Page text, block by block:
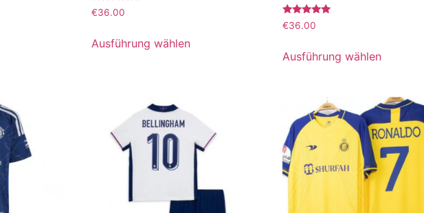
Bewertet
mit
€36.00
Ausführung wählen
Bewertet
mit
€36.00
Ausführung wählen